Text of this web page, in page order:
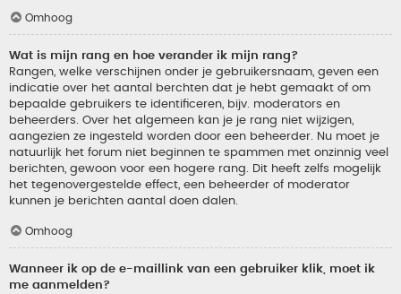
Omhoog
Wat is mijn rang en hoe verander ik mijn rang?
Rangen, welke verschijnen onder je gebruikersnaam, geven een
indicatie over het aantal berchten dat je hebt gemaakt of om
bepaalde gebruikers te identificeren, bijv. moderators en
beheerders. Over het algemeen kan je je rang niet wijzigen,
aangezien ze ingesteld worden door een beheerder. Nu moet je
natuurlijk het forum niet beginnen te spammen met onzinnig veel
berichten, gewoon voor een hogere rang. Dit heeft zelfs mogelijk
het tegenovergestelde effect, een beheerder of moderator
kunnen je berichten aantal doen dalen.
Omhoog
Wanneer ik op de e-maillink van een gebruiker klik, moet ik
me aanmelden?